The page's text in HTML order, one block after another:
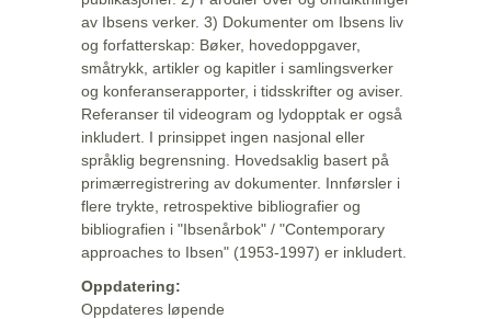
av Ibsens verker. 3) Dokumenter om Ibsens liv
og forfatterskap: Bøker, hovedoppgaver,
småtrykk, artikler og kapitler i samlingsverker
og konferanserapporter, i tidsskrifter og aviser.
Referanser til videogram og lydopptak er også
inkludert. I prinsippet ingen nasjonal eller
språklig begrensning. Hovedsaklig basert på
primærregistrering av dokumenter. Innførsler i
flere trykte, retrospektive bibliografier og
bibliografien i "Ibsenårbok" / "Contemporary
approaches to Ibsen" (1953-1997) er inkludert.
Oppdatering:
Oppdateres løpende